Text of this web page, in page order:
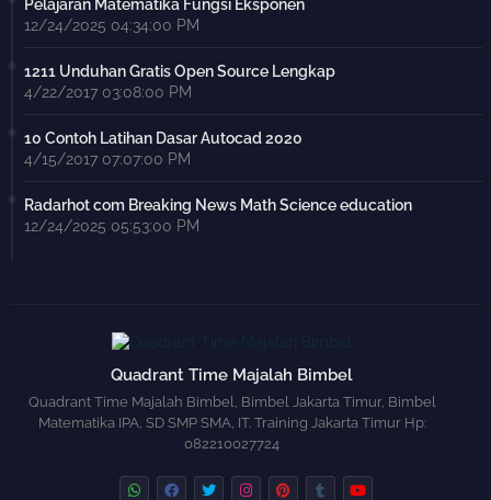
Pelajaran Matematika Fungsi Eksponen
12/24/2025 04:34:00 PM
1211 Unduhan Gratis Open Source Lengkap
4/22/2017 03:08:00 PM
10 Contoh Latihan Dasar Autocad 2020
4/15/2017 07:07:00 PM
Radarhot com Breaking News Math Science education
12/24/2025 05:53:00 PM
Quadrant Time Majalah Bimbel
Quadrant Time Majalah Bimbel, Bimbel Jakarta Timur, Bimbel
Matematika IPA, SD SMP SMA, IT. Training Jakarta Timur Hp:
082210027724